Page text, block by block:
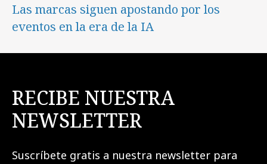
Las marcas siguen apostando por los
eventos en la era de la IA
RECIBE NUESTRA
NEWSLETTER
Suscríbete gratis a nuestra newsletter para